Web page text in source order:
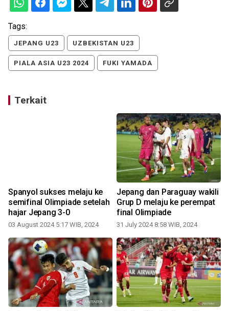
Tags:
JEPANG U23 UZBEKISTAN U23
PIALA ASIA U23 2024 FUKI YAMADA
Terkait
Spanyol sukses melaju ke
semifinal Olimpiade setelah
hajar Jepang 3-0
03 August 2024 5:17 WIB, 2024
Jepang dan Paraguay wakili
Grup D melaju ke perempat
final Olimpiade
31 July 2024 8:58 WIB, 2024